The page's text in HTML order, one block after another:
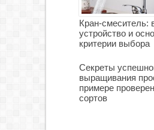
Кран-смеситель:
устройство и
критерии выбора
Секреты
выращивания
примере
сортов